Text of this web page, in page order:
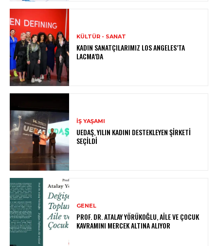
KÜLTÜR - SANAT
KADIN SANATÇILARIMIZ LOS ANGELES’TA
LACMA’DA
İŞ YAŞAMI
UEDAŞ, YILIN KADINI DESTEKLEYEN ŞIRKETI
SEÇILDI
GENEL
PROF. DR. ATALAY YÖRÜKOĞLU, AILE VE ÇOCUK
KAVRAMINI MERCEK ALTINA ALIYOR